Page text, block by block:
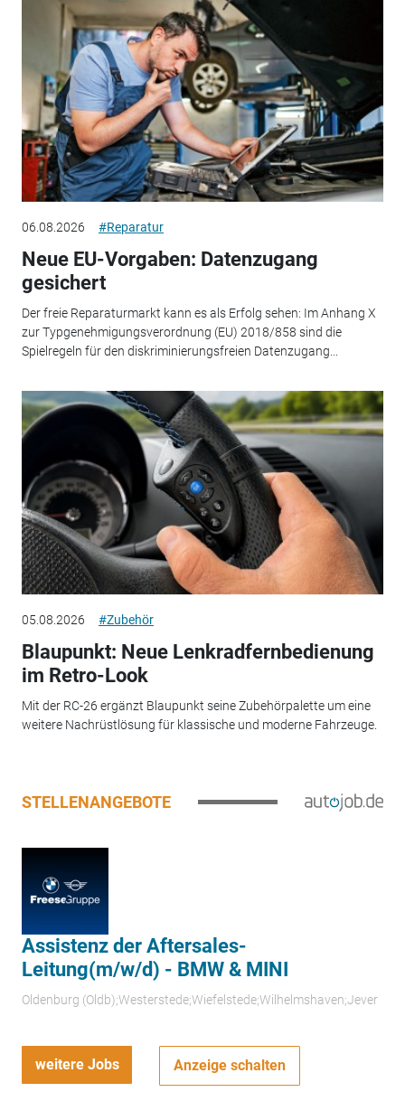
06.08.2026 #Reparatur
Neue EU-Vorgaben: Datenzugang
gesichert
Der freie Reparaturmarkt kann es als Erfolg sehen: Im Anhang X
zur Typgenehmigungsverordnung (EU) 2018/858 sind die
Spielregeln für den diskriminierungsfreien Datenzugang...
05.08.2026 #Zubehör
Blaupunkt: Neue Lenkradfernbedienung
im Retro-Look
Mit der RC-26 ergänzt Blaupunkt seine Zubehörpalette um eine
weitere Nachrüstlösung für klassische und moderne Fahrzeuge.
STELLENANGEBOTE
Assistenz der Aftersales-
Leitung(m/w/d) - BMW & MINI
Oldenburg (Oldb);Westerstede;Wiefelstede;Wilhelmshaven;Jever
weitere Jobs Anzeige schalten